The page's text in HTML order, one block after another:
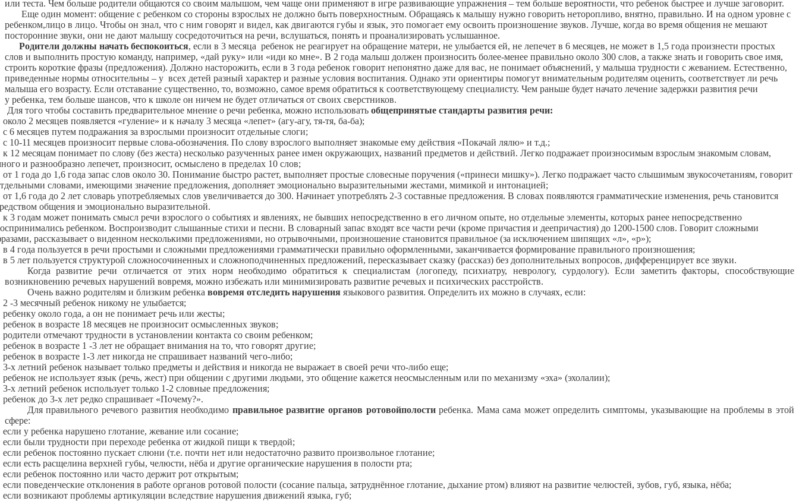
или теста. Чем больше родители общаются со своим малышом, чем чаще они применяют в игре развивающие упражнения – тем больше вероятности, что ребенок быстрее и лучше заговорит.
Еще один момент: общение с ребенком со стороны взрослых не должно быть поверхностным. Обращаясь к малышу нужно говорить неторопливо, внятно, правильно. И на одном уровне с
ребенком,лицо в лицо. Чтобы он знал, что с ним говорят и видел, как двигаются губы и язык, это помогает ему освоить произношение звуков. Лучше, когда во время общения не мешают
посторонние звуки, они не дают малышу сосредоточиться на речи, вслушаться, понять и проанализировать услышанное.
Родители должны начать беспокоиться, если в 3 месяца ребенок не реагирует на обращение матери, не улыбается ей, не лепечет в 6 месяцев, не может в 1,5 года произнести простых
слов и выполнить простую команду, например, «дай руку» или «иди ко мне». В 2 года малыш должен произносить более-менее правильно около 300 слов, а также знать и говорить свое имя,
строить короткие фразы (предложения). Должно насторожить, если в 3 года ребенок говорит непонятно даже для вас, не понимает объяснений, у малыша трудности с жеванием. Естественно,
приведенные нормы относительны – у всех детей разный характер и разные условия воспитания. Однако эти ориентиры помогут внимательным родителям оценить, соответствует ли речь
малыша его возрасту. Если отставание существенно, то, возможно, самое время обратиться к соответствующему специалисту. Чем раньше будет начато лечение задержки развития речи
у ребенка, тем больше шансов, что к школе он ничем не будет отличаться от своих сверстников.
Для того чтобы составить предварительное мнение о речи ребенка, можно использовать общепринятые стандарты развития речи:
около 2 месяцев появляется «гуление» и к началу 3 месяца «лепет» (агу-агу, тя-тя, ба-ба);
с 6 месяцев путем подражания за взрослыми произносит отдельные слоги;
с 10-11 месяцев произносит первые слова-обозначения. По слову взрослого выполняет знакомые ему действия «Покачай лялю» и т.д.;
к 12 месяцам понимает по слову (без жеста) несколько разученных ранее имен окружающих, названий предметов и действий. Легко подражает произносимым взрослым знакомым словам,
и разнообразно лепечет, произносит, осмыслено в пределах 10 слов;
от 1 года до 1,6 года запас слов около 30. Понимание быстро растет, выполняет простые словесные поручения («принеси мишку»). Легко подражает часто слышимым звукосочетаниям, говорит
словами, имеющими значение предложения, дополняет эмоционально выразительными жестами, мимикой и интонацией;
от 1,6 года до 2 лет словарь употребляемых слов увеличивается до 300. Начинает употреблять 2-3 составные предложения. В словах появляются грамматические изменения, речь становится
общения и эмоционально выразительной.
к 3 годам может понимать смысл речи взрослого о событиях и явлениях, не бывших непосредственно в его личном опыте, но отдельные элементы, которых ранее непосредственно
ребенком. Воспроизводит слышанные стихи и песни. В словарный запас входят все части речи (кроме причастия и деепричастия) до 1200-1500 слов. Говорит сложными
рассказывает о виденном несколькими предложениями, но отрывочными, произношение становится правильное (за исключением шипящих «л», «р»);
в 4 года пользуется в речи простыми и сложными предложениями грамматически правильно оформленными, заканчивается формирование правильного произношения;
в 5 лет пользуется структурой сложносочиненных и сложноподчиненных предложений, пересказывает сказку (рассказ) без дополнительных вопросов, дифференцирует все звуки.
Когда развитие речи отличается от этих норм необходимо обратиться к специалистам (логопеду, психиатру, неврологу, сурдологу). Если заметить факторы, способствующие
возникновению речевых нарушений вовремя, можно избежать или минимизировать развитие речевых и психических расстройств.
Очень важно родителям и близким ребенка вовремя отследить нарушенияязыкового развития. Определить их можно в случаях, если:
2 -3 месячный ребенок никому не улыбается;
ребенку около года, а он не понимает речь или жесты;
ребенок в возрасте 18 месяцев не произносит осмысленных звуков;
родители отмечают трудности в установлении контакта со своим ребенком;
ребенок в возрасте 1 -3 лет не обращает внимания на то, что говорят другие;
ребенок в возрасте 1-3 лет никогда не спрашивает названий чего-либо;
3-х летний ребенок называет только предметы и действия и никогда не выражает в своей речи что-либо еще;
ребенок не использует язык (речь, жест) при общении с другими людьми, это общение кажется неосмысленным или по механизму «эха» (эхолалии);
3-х летний ребенок использует только 1-2 словные предложения;
ребенок до 3-х лет редко спрашивает «Почему?».
Для правильного речевого развития необходимо правильное развитие органов ротовойполостиребенка. Мама сама может определить симптомы, указывающие на проблемы в этой
сфере:
если у ребенка нарушено глотание, жевание или сосание;
если были трудности при переходе ребенка от жидкой пищи к твердой;
если ребенок постоянно пускает слюни (т.е. почти нет или недостаточно развито произвольное глотание;
если есть расщелина верхней губы, челюсти, нёба и другие органические нарушения в полости рта;
если ребенок постоянно или часто держит рот открытым;
если поведенческие отклонения в работе органов ротовой полости (сосание пальца, затруднённое глотание, дыхание ртом) влияют на развитие челюстей, зубов, губ, языка, нёба;
если возникают проблемы артикуляции вследствие нарушения движений языка, губ;